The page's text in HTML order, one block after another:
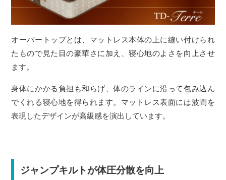
オーバートップとは、マットレス本体の上に縫い付けられ
たもので見た目の豪華さに加え、寝心地のよさを向上させ
ます。
身体にかかる負担も和らげ、体のラインに沿って包み込ん
でくれる寝心地を得られます。マットレス表面には波間を
表現したデザインが高級感を演出しています。
ジャンプキルトが体圧分散を向上